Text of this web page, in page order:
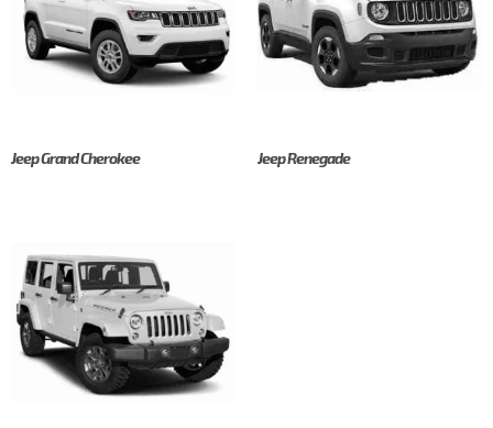
Jeep Grand Cherokee Jeep Renegade